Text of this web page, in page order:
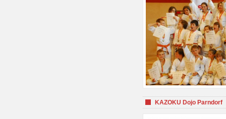
KAZOKU Dojo Parndorf